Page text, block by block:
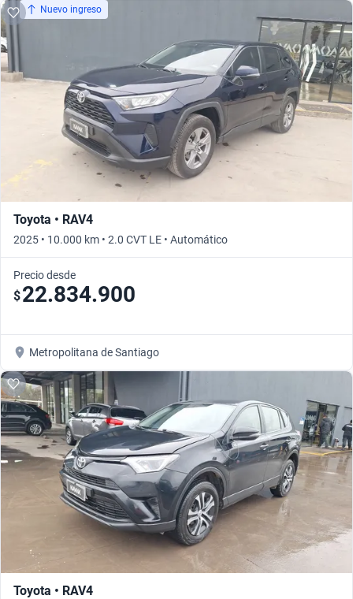
Nuevo ingreso
Toyota • RAV4
2025 • 10.000 km • 2.0 CVT LE • Automático
Precio desde
$22.834.900
Metropolitana de Santiago
Toyota • RAV4